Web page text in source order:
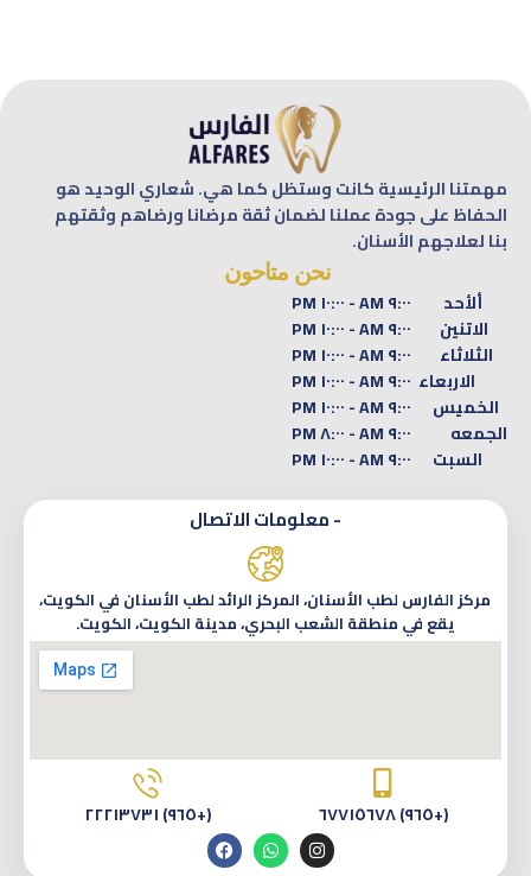
مهمتنا الرئيسية كانت وستظل كما هي. شعاري الوحيد هو
الحفاظ على جودة عملنا لضمان ثقة مرضانا ورضاهم وثقتهم
بنا لعلاجهم الأسنان.
نحن متاحون
ألأحد ٩:٠٠ AM - ١٠:٠٠ PM
الاتنين ٩:٠٠ AM - ١٠:٠٠ PM
الثلاثاء ٩:٠٠ AM - ١٠:٠٠ PM
الاربعاء ٩:٠٠ AM - ١٠:٠٠ PM
الخميس ٩:٠٠ AM - ١٠:٠٠ PM
الجمعه ٩:٠٠ AM - ٨:٠٠ PM
السبت ٩:٠٠ AM - ١٠:٠٠ PM
- معلومات الاتصال
مركز الفارس لطب الأسنان، المركز الرائد لطب الأسنان في الكويت،
يقع في منطقة الشعب البحري، مدينة الكويت، الكويت.
(+٩٦٥) ٦٧٧١٥٦٧٨ (+٩٦٥) ٢٢٢١٣٧٣١